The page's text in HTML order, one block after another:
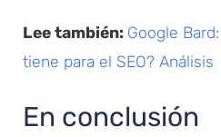
Lee también: Google
tiene para el SEO? Análisis
En conclusión